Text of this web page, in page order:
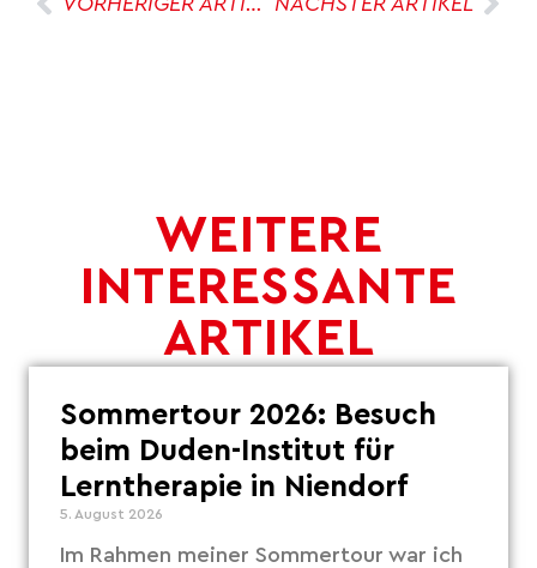
WEITERE
INTERESSANTE
ARTIKEL
Sommertour 2026: Besuch
beim Duden-Institut für
Lerntherapie in Niendorf
5. August 2026
Im Rahmen meiner Sommertour war ich